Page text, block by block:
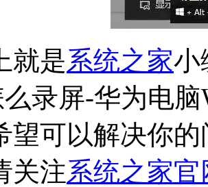
是系统之家小
录屏-华为电
望可以解决你
关注系统之家官